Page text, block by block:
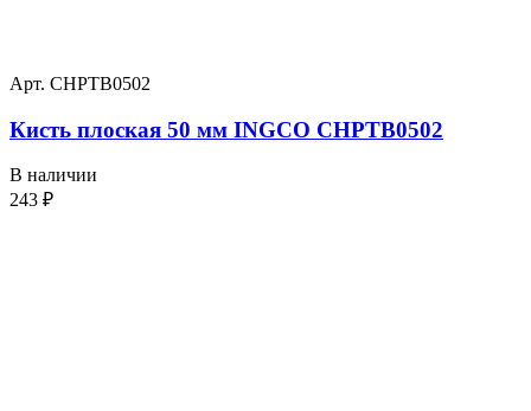
Арт. CHPTB0502
Кисть плоская 50 мм INGCO CHPTB0502
В наличии
243 ₽